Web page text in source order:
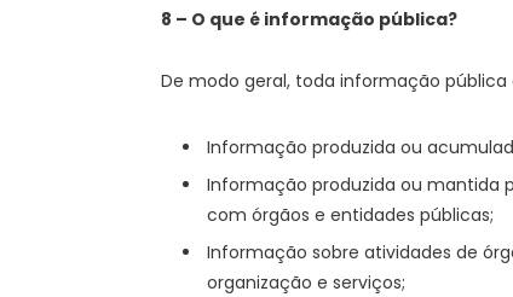
8 – O que é informação pública?
De modo geral, toda informação pública
Informação produzida ou
Informação produzida ou mantida
com órgãos e entidades públicas;
Informação sobre atividades de
organização e serviços;